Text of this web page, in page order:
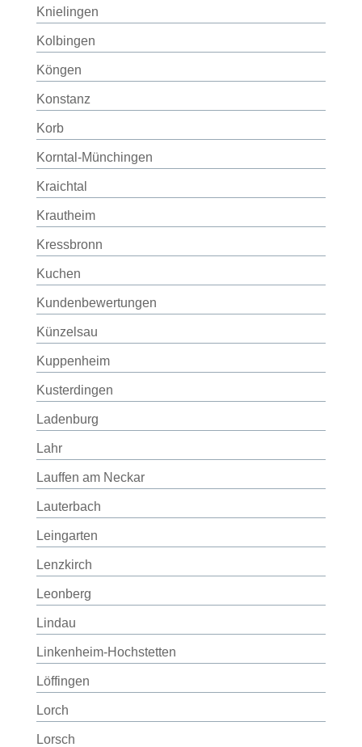
Knielingen
Kolbingen
Köngen
Konstanz
Korb
Korntal-Münchingen
Kraichtal
Krautheim
Kressbronn
Kuchen
Kundenbewertungen
Künzelsau
Kuppenheim
Kusterdingen
Ladenburg
Lahr
Lauffen am Neckar
Lauterbach
Leingarten
Lenzkirch
Leonberg
Lindau
Linkenheim-Hochstetten
Löffingen
Lorch
Lorsch